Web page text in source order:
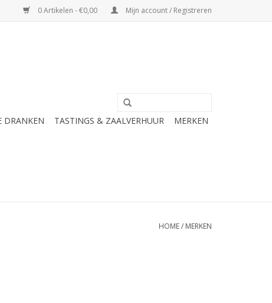
0 Artikelen - €0,00 Mijn account / Registreren
DRANKEN TASTINGS & ZAALVERHUUR MERKEN
HOME/ MERKEN